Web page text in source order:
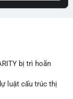
bị trì hoãn
luật cấu trúc thị